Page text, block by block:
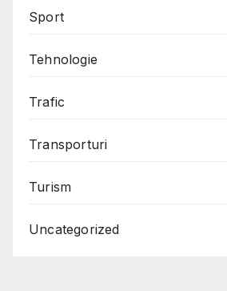
Sport
Tehnologie
Trafic
Transporturi
Turism
Uncategorized